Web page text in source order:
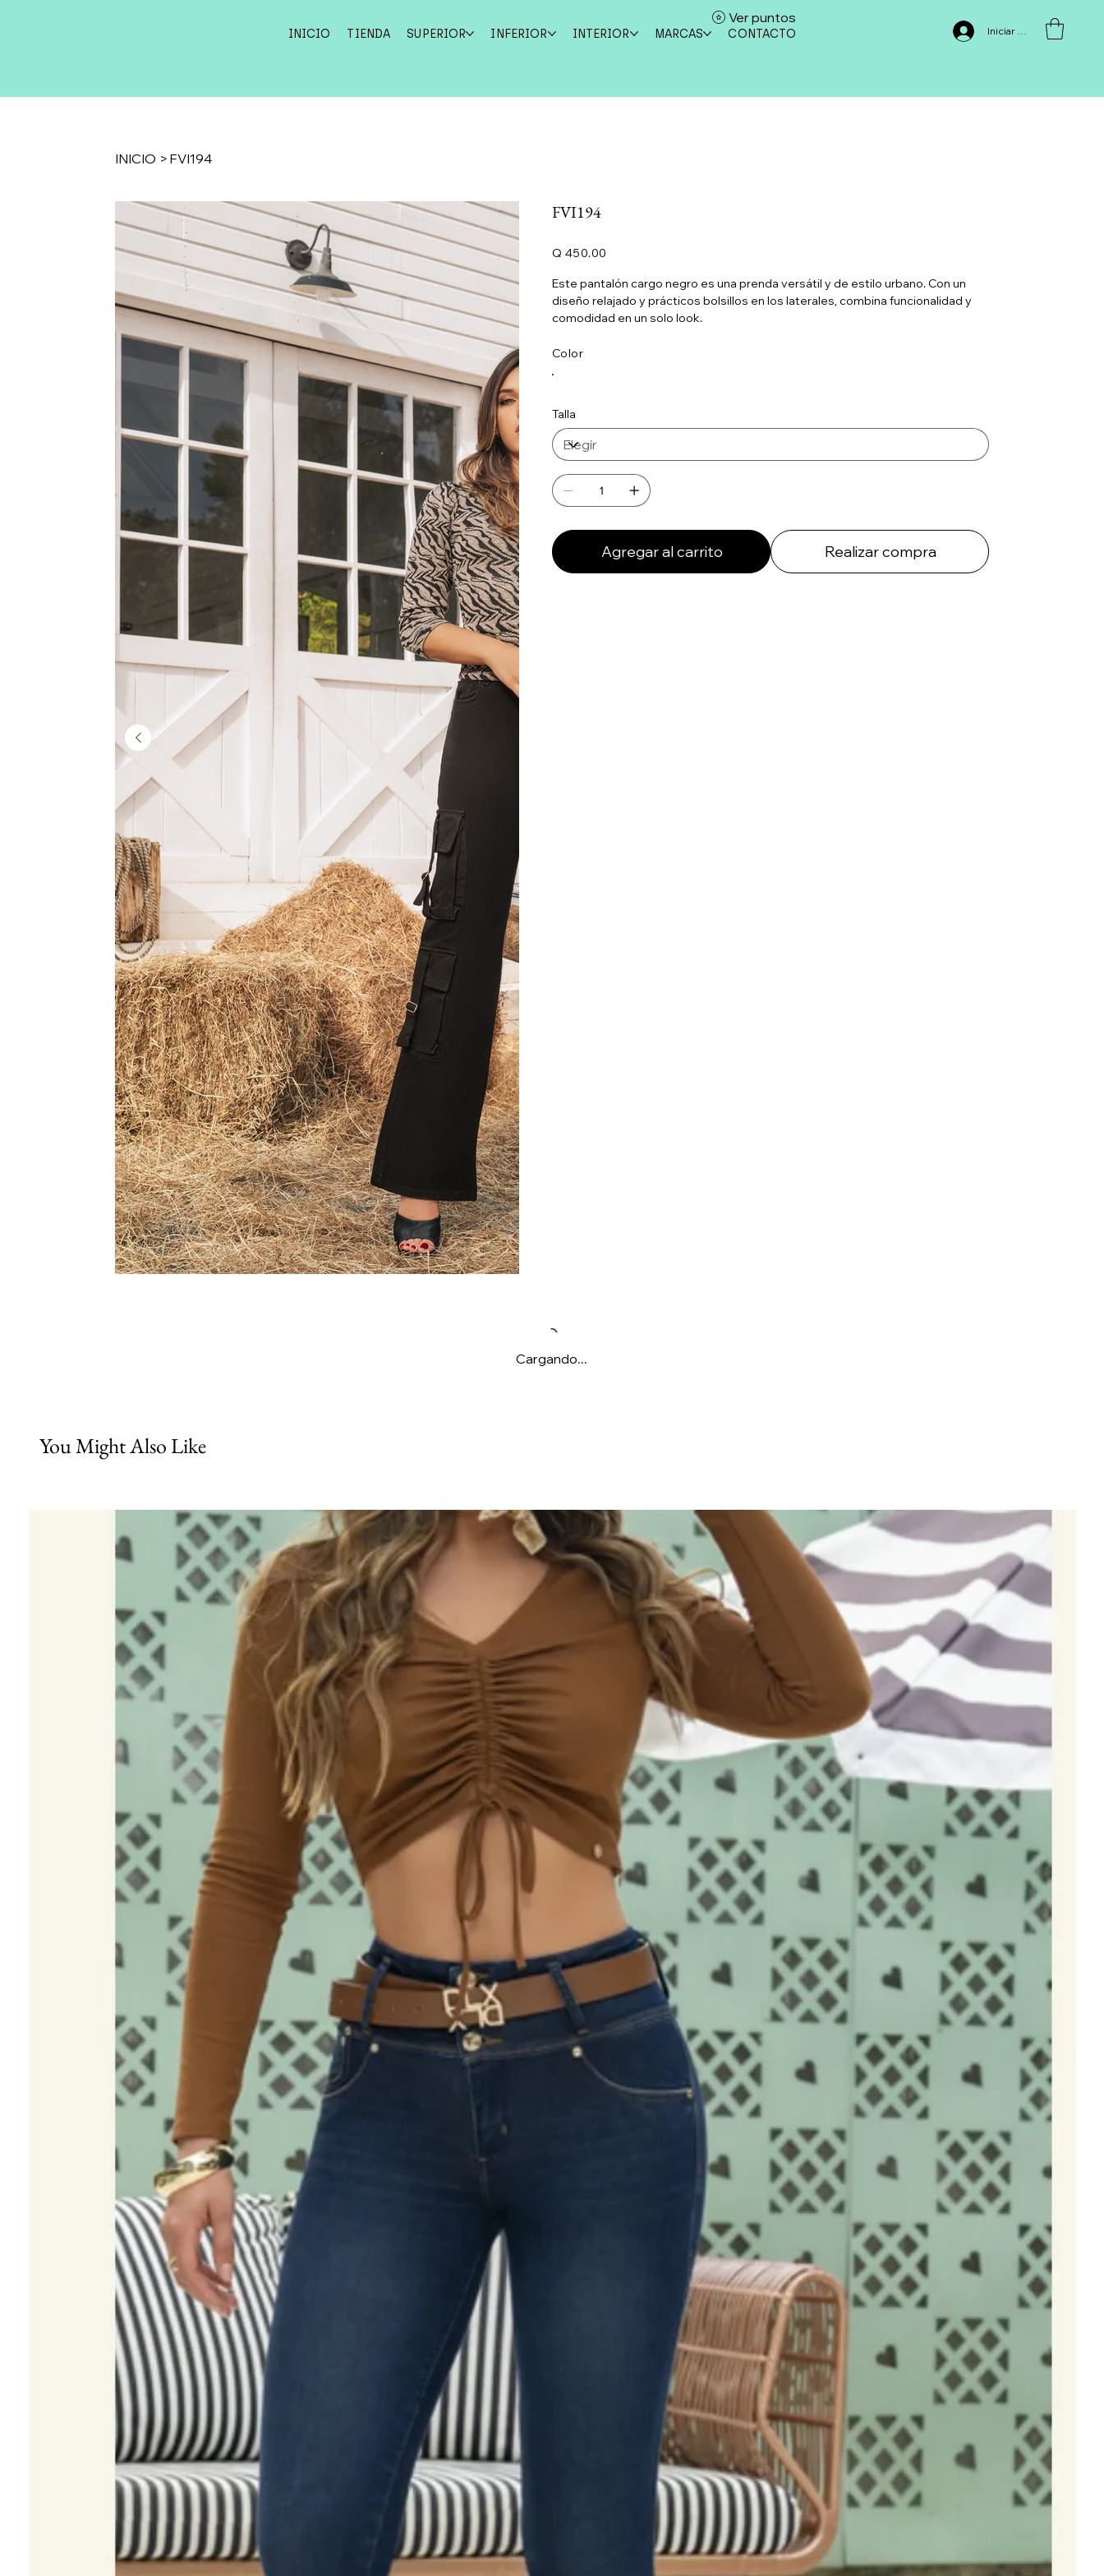
INICIO TIENDA SUPERIOR INFERIOR INTERIOR MARCAS CONTACTO Iniciar sesión
Ver puntos
INICIO > FVI194
FVI194
Q 450.00
Este pantalón cargo negro es una prenda versátil y de estilo urbano. Con un
diseño relajado y prácticos bolsillos en los laterales, combina funcionalidad y
comodidad en un solo look.
Color
Talla
Agregar al carrito Realizar compra
Cargando...
You Might Also Like